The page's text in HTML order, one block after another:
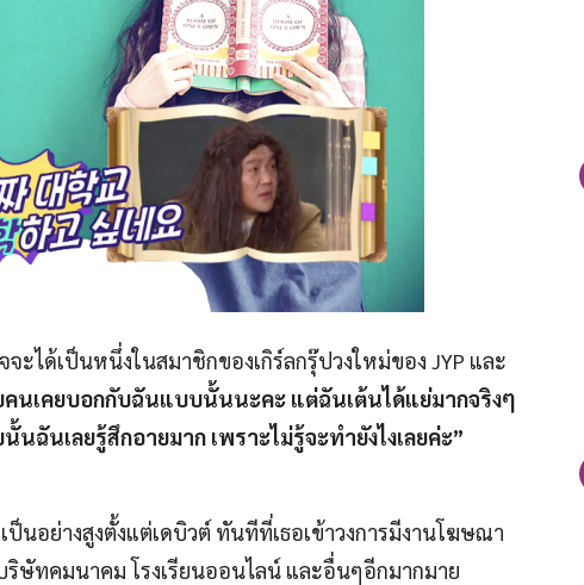
ะได้เป็นหนึ่งในสมาชิกของเกิร์ลกรุ๊ปวงใหม่ของ JYP และ
คนเคยบอกกับฉันแบบนั้นนะคะ แต่ฉันเต้นได้แย่มากจริงๆ
ฉันเลยรู้สึกอายมาก เพราะไม่รู้จะทำยังไงเลยค่ะ”
อย่างสูงตั้งแต่เดบิวต์ ทันทีที่เธอเข้าวงการมีงานโฆษณา
ษัทคมนาคม โรงเรียนออนไลน์ และอื่นๆอีกมากมาย